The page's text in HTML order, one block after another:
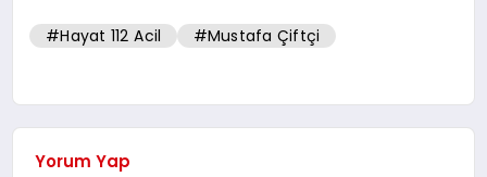
#Hayat 112 Acil #Mustafa Çiftçi
Yorum Yap